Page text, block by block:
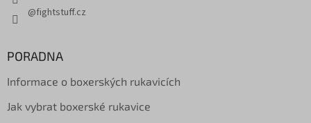
@fightstuff.cz
PORADNA
Informace o boxerských rukavicích
Jak vybrat boxerské rukavice